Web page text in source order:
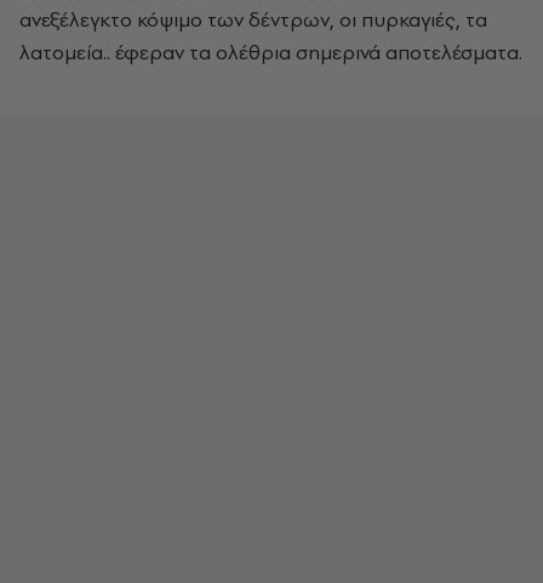
ανεξέλεγκτο κόψιμο των δέντρων, οι πυρκαγιές, τα
λατομεία.. έφεραν τα ολέθρια σημερινά αποτελέσματα.